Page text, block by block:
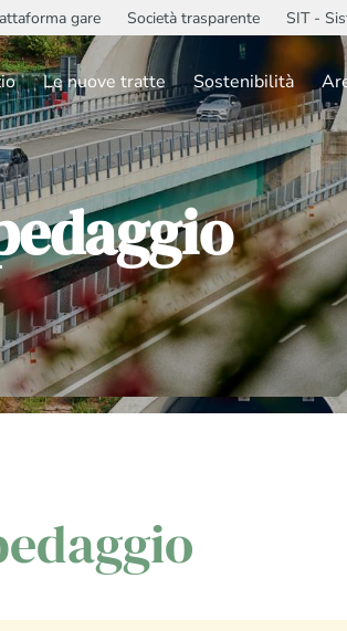
gare Società trasparente SIT -
Le nuove tratte Sostenibilità